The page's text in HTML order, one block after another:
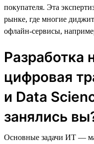
покупателя. Эта
рынке, где многие
офлайн-сервисы,
Разработка
цифровая
и Data
занялись
Основные задачи ИТ —